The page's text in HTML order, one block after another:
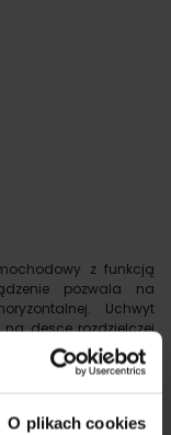
O plikach cookies
z funkcją
pozwala na
Uchwyt
desce rozdzielczej
uchwytu pomieszczą
rozwiązaniu możesz